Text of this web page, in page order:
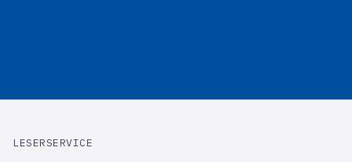
LESERSERVICE